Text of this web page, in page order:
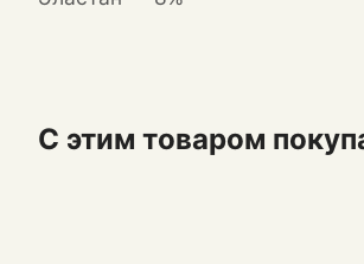
С этим товаром